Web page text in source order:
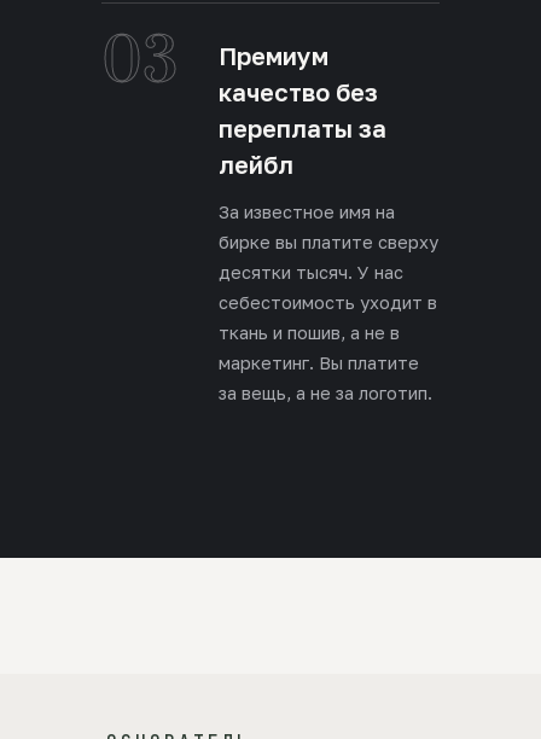
03
Премиум
качество без
переплаты за
лейбл
За известное имя на
бирке вы платите сверху
десятки тысяч. У нас
себестоимость уходит в
ткань и пошив, а не в
маркетинг. Вы платите
за вещь, а не за логотип.